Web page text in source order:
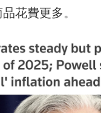
花費更多。